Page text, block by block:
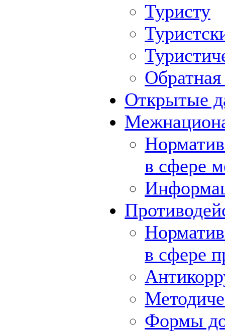
Туристу
Обратная
Открытые
в сфере
в сфере
Формы